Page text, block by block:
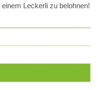
Leckerli zu belohnen!